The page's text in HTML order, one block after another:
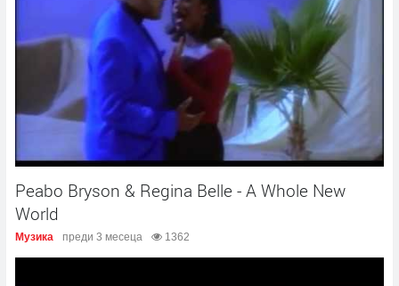
Peabo Bryson & Regina Belle - A Whole New
World
Музика преди 3 месеца 1362